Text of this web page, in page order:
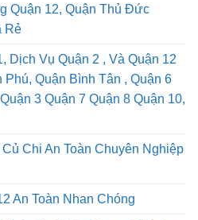
Quận 12, Quận Thủ Đức
Rẻ
Dịch Vụ Quận 2 , Và Quận 12
Quận Bình Tân , Quận 6
3 Quận 7 Quận 8 Quận 10,
Chi An Toàn Chuyên Nghiệp
An Toàn Nhan Chóng